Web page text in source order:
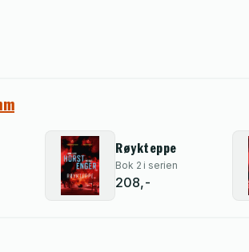
Røykteppe
Bok 2 i serien
208,-